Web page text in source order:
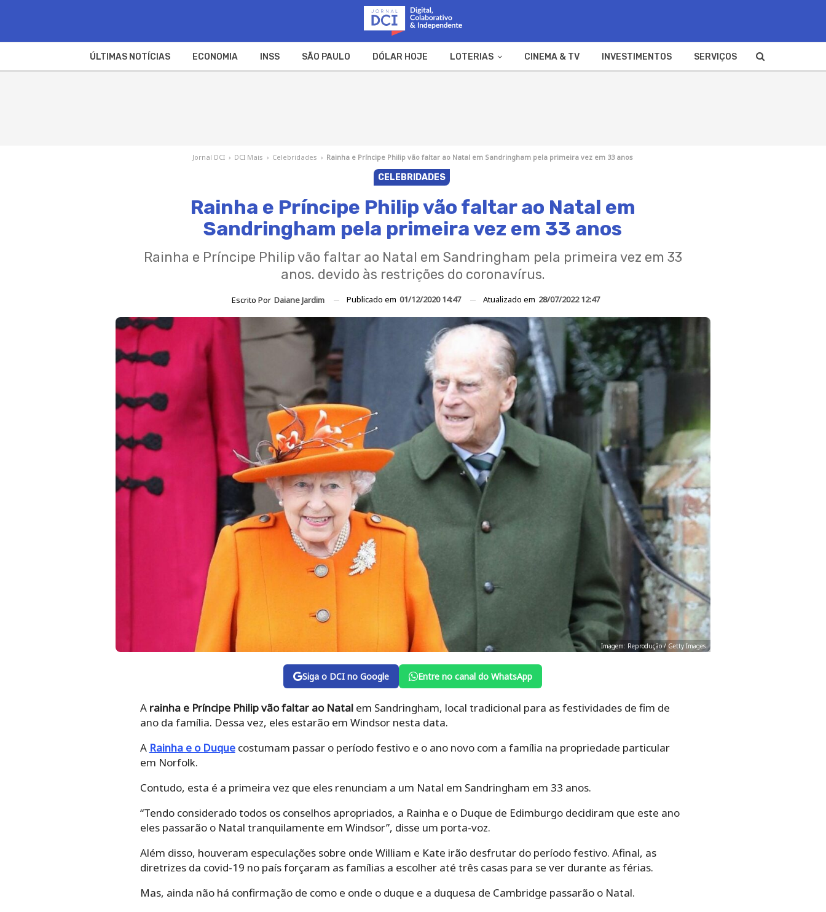
ÚLTIMAS NOTÍCIAS ECONOMIA INSS SÃO PAULO DÓLAR HOJE LOTERIAS CINEMA & TV INVESTIMENTOS SERVIÇOS
Jornal DCI › DCI Mais › Celebridades › Rainha e Príncipe Philip vão faltar ao Natal em Sandringham pela primeira vez em 33 anos
CELEBRIDADES
Rainha e Príncipe Philip vão faltar ao Natal em
Sandringham pela primeira vez em 33 anos
Rainha e Príncipe Philip vão faltar ao Natal em Sandringham pela primeira vez em 33
anos. devido às restrições do coronavírus.
Escrito Por Daiane Jardim Publicado em 01/12/2020 14:47 Atualizado em 28/07/2022 12:47
Imagem: Reprodução / Getty Images
Siga o DCI no Google Entre no canal do WhatsApp
A rainha e Príncipe Philip vão faltar ao Natalem Sandringham, local tradicional para as festividades de fim de
ano da família. Dessa vez, eles estarão em Windsor nesta data.
A Rainha e o Duquecostumam passar o período festivo e o ano novo com a família na propriedade particular
em Norfolk.
Contudo, esta é a primeira vez que eles renunciam a um Natal em Sandringham em 33 anos.
“Tendo considerado todos os conselhos apropriados, a Rainha e o Duque de Edimburgo decidiram que este ano
eles passarão o Natal tranquilamente em Windsor”, disse um porta-voz.
Além disso, houveram especulações sobre onde William e Kate irão desfrutar do período festivo. Afinal, as
diretrizes da covid-19 no país forçaram as famílias a escolher até três casas para se ver durante as férias.
Mas, ainda não há confirmação de como e onde o duque e a duquesa de Cambridge passarão o Natal.